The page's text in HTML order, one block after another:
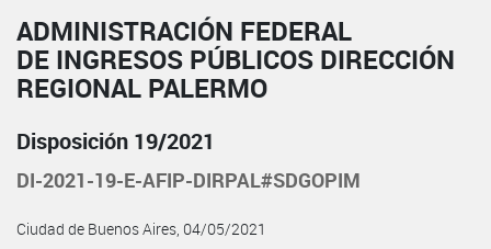
ADMINISTRACIÓN FEDERAL
DE INGRESOS PÚBLICOS DIRECCIÓN
REGIONAL PALERMO
Disposición 19/2021
DI-2021-19-E-AFIP-DIRPAL#SDGOPIM
Ciudad de Buenos Aires, 04/05/2021